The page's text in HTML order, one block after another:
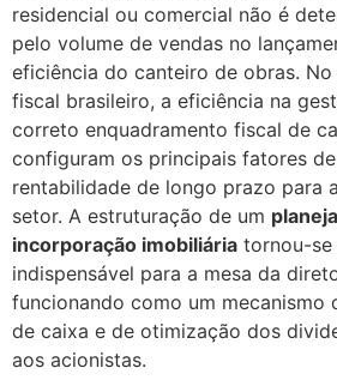
residencial ou comercial não é
pelo volume de vendas no
eficiência do canteiro de obras.
fiscal brasileiro, a eficiência na
correto enquadramento fiscal de
configuram os principais fatores
rentabilidade de longo prazo para
setor. A estruturação de um
incorporação imobiliária tornou-
indispensável para a mesa da
funcionando como um
de caixa e de otimização dos
aos acionistas.